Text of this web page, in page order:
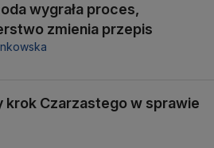
wygrała proces,
zmienia przepis
krok Czarzastego w sprawie